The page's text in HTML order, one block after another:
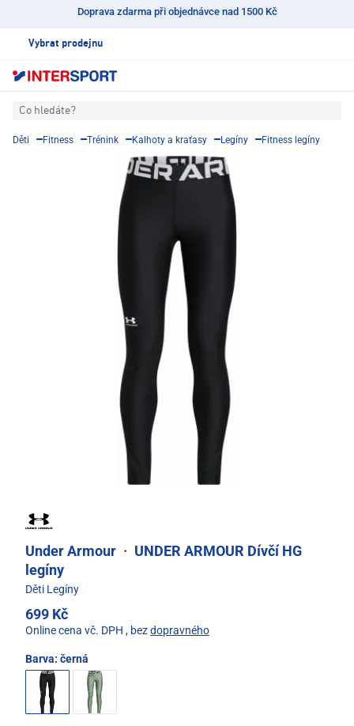
Doprava zdarma při objednávce nad 1500 Kč
Vybrat prodejnu
Co hledáte?
Děti Fitness Trénink Kalhoty a kraťasy Legíny Fitness legíny
Under Armour · UNDER ARMOUR Dívčí HG
legíny
Děti Legíny
699 Kč
Online cena vč. DPH , bezdopravného
Barva: černá